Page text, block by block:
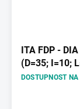
ITA FDP -
(D=35; I=10;
DOSTUPNOST NA